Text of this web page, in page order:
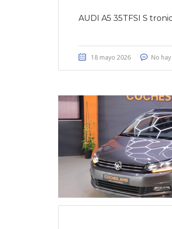
AUDI A5 35TFSI S
18 mayo 2026 No